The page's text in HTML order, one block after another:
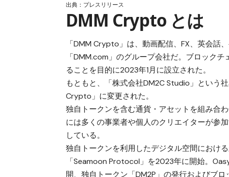
出典： プレスリリース
DMM Crypto とは
「DMM Crypto」は、動画配信、FX、英会話
「DMM.com」のグループ会社だ。ブロック
ることを目的に2023年1月に設立された。
もともと、「株式会社DM2C Studio」という
Crypto」に変更された。
独自トークンを含む通貨・アセットを組み合
には多くの事業者や個人のクリエイターが参
している。
独自トークンを利用したデジタル空間におけ
「Seamoon Protocol」を2023年に開始。
開、独自トークン「DM2P」の発行およびブ